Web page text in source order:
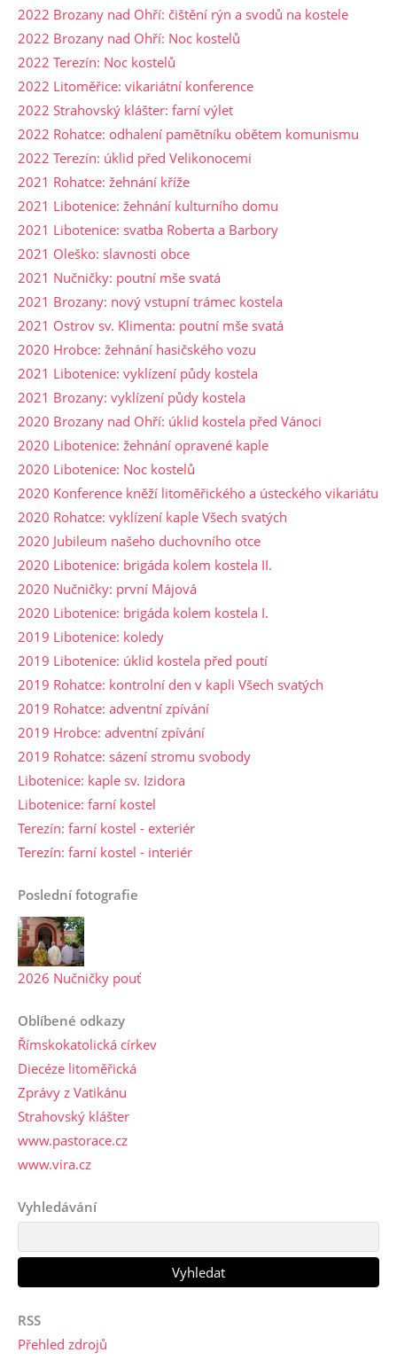
2022 Brozany nad Ohří: čištění rýn a svodů na kostele
2022 Brozany nad Ohří: Noc kostelů
2022 Terezín: Noc kostelů
2022 Litoměřice: vikariátní konference
2022 Strahovský klášter: farní výlet
2022 Rohatce: odhalení pamětníku obětem komunismu
2022 Terezín: úklid před Velikonocemi
2021 Rohatce: žehnání kříže
2021 Libotenice: žehnání kulturního domu
2021 Libotenice: svatba Roberta a Barbory
2021 Oleško: slavnosti obce
2021 Nučničky: poutní mše svatá
2021 Brozany: nový vstupní trámec kostela
2021 Ostrov sv. Klimenta: poutní mše svatá
2020 Hrobce: žehnání hasičského vozu
2021 Libotenice: vyklízení půdy kostela
2021 Brozany: vyklízení půdy kostela
2020 Brozany nad Ohří: úklid kostela před Vánoci
2020 Libotenice: žehnání opravené kaple
2020 Libotenice: Noc kostelů
2020 Konference kněží litoměřického a ústeckého vikariátu
2020 Rohatce: vyklízení kaple Všech svatých
2020 Jubileum našeho duchovního otce
2020 Libotenice: brigáda kolem kostela II.
2020 Nučničky: první Májová
2020 Libotenice: brigáda kolem kostela I.
2019 Libotenice: koledy
2019 Libotenice: úklid kostela před poutí
2019 Rohatce: kontrolní den v kapli Všech svatých
2019 Rohatce: adventní zpívání
2019 Hrobce: adventní zpívání
2019 Rohatce: sázení stromu svobody
Libotenice: kaple sv. Izidora
Libotenice: farní kostel
Terezín: farní kostel - exteriér
Terezín: farní kostel - interiér
Poslední fotografie
2026 Nučničky pouť
Oblíbené odkazy
Římskokatolická církev
Diecéze litoměřická
Zprávy z Vatikánu
Strahovský klášter
www.pastorace.cz
www.vira.cz
Vyhledávání
RSS
Přehled zdrojů